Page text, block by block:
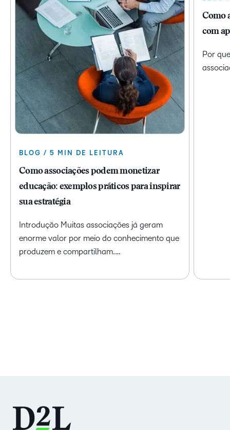
BLOG / 5 MIN DE LEITURA
Como associações podem monetizar
educação: exemplos práticos para inspirar
sua estratégia
Introdução Muitas associações já geram
enorme valor por meio do conhecimento que
produzem e compartilham.…
Como
com
Por